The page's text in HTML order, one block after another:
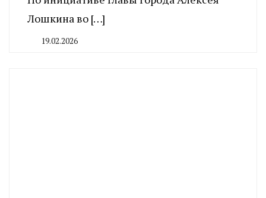
Лошкина во […]
19.02.2026